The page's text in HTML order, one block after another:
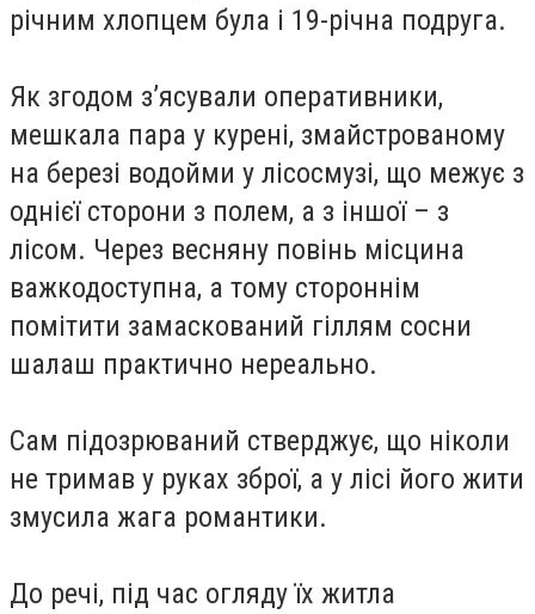
річним хлопцем була і 19-річна подруга.
Як згодом з’ясували оперативники,
мешкала пара у курені, змайстрованому
на березі водойми у лісосмузі, що межує з
однієї сторони з полем, а з іншої – з
лісом. Через весняну повінь місцина
важкодоступна, а тому стороннім
помітити замаскований гіллям сосни
шалаш практично нереально.
Сам підозрюваний стверджує, що ніколи
не тримав у руках зброї, а у лісі його жити
змусила жага романтики.
До речі, під час огляду їх житла